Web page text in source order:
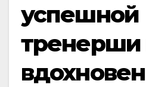
успешной
тренерши